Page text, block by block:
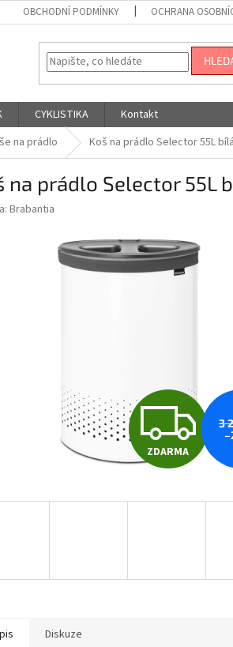
OBCHODNÍ PODMÍNKY OCHRANA
CYKLISTIKA
Kontakt
na prádlo Koš na prádlo Selector 55L bílá
na prádlo Selector 55L
Brabantia
Z
R
ZDARMA
3
Diskuze